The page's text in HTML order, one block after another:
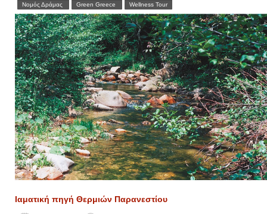
Νομός Δράμας Green Greece Wellness Tour
Ιαματική πηγή Θερμιών Παρανεστίου